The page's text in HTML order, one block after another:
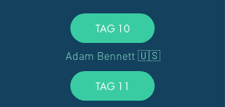
TAG 10
Adam Bennett 🇺🇸
TAG 11